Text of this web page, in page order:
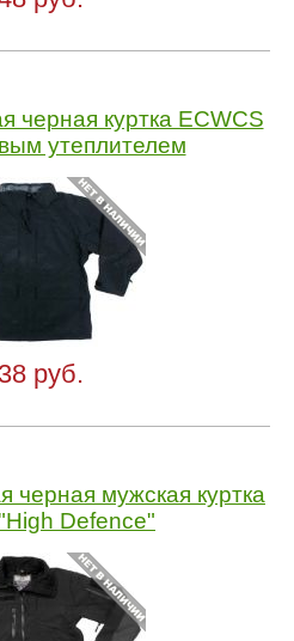
черная куртка ECWCS
утеплителем
руб.
черная мужская куртка
Defence"